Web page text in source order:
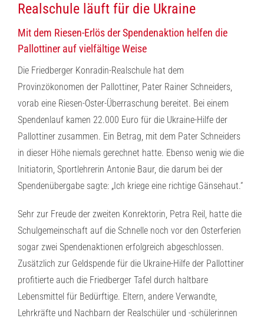
Realschule läuft für die Ukraine
Mit dem Riesen-Erlös der Spendenaktion helfen die
Pallottiner auf vielfältige Weise
Die Friedberger Konradin-Realschule hat dem
Provinzökonomen der Pallottiner, Pater Rainer Schneiders,
vorab eine Riesen-Oster-Überraschung bereitet. Bei einem
Spendenlauf kamen 22.000 Euro für die Ukraine-Hilfe der
Pallottiner zusammen. Ein Betrag, mit dem Pater Schneiders
in dieser Höhe niemals gerechnet hatte. Ebenso wenig wie die
Initiatorin, Sportlehrerin Antonie Baur, die darum bei der
Spendenübergabe sagte: „Ich kriege eine richtige Gänsehaut.“
Sehr zur Freude der zweiten Konrektorin, Petra Reil, hatte die
Schulgemeinschaft auf die Schnelle noch vor den Osterferien
sogar zwei Spendenaktionen erfolgreich abgeschlossen.
Zusätzlich zur Geldspende für die Ukraine-Hilfe der Pallottiner
profitierte auch die Friedberger Tafel durch haltbare
Lebensmittel für Bedürftige. Eltern, andere Verwandte,
Lehrkräfte und Nachbarn der Realschüler und -schülerinnen